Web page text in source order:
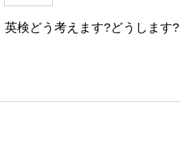
英検どう考えます?どうします?